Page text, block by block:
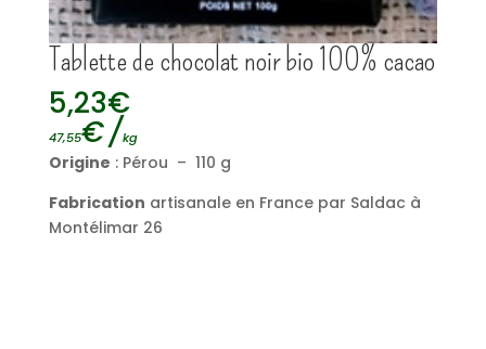
Tablette de chocolat noir bio 100% cacao
5,23€
47,55€/kg
Origine : Pérou – 110 g
Fabrication artisanale en France par Saldac à
Montélimar 26